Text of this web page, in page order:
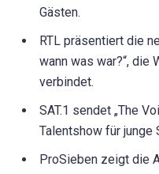
Gästen.
RTL präsentiert die
wann was war?“, die
verbindet.
SAT.1 sendet „The
Talentshow für junge
ProSieben zeigt die